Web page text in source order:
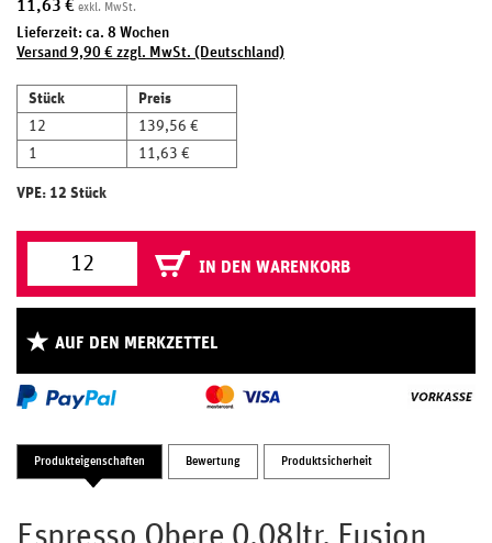
11,63 € exkl. MwSt.
Lieferzeit: ca. 8 Wochen
Versand 9,90 € zzgl. MwSt. (Deutschland)
Stück
Preis
12
139,56 €
1
11,63 €
VPE: 12 Stück
IN DEN WARENKORB
AUF DEN MERKZETTEL
Produkteigenschaften Bewertung Produktsicherheit